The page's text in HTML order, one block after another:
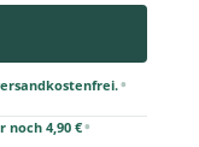
•
noch 4,90 €•